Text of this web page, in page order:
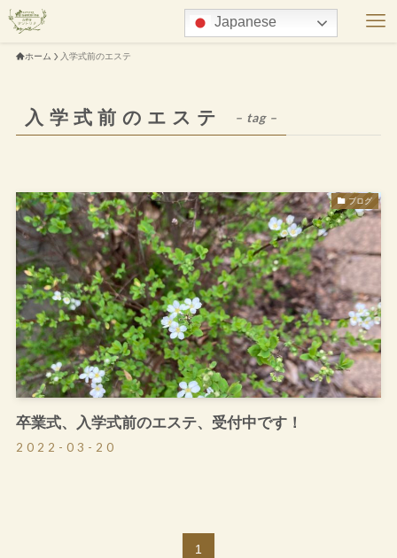
ホーム 入学式前のエステ
入学式前のエステ – tag –
ブログ
卒業式、入学式前のエステ、受付中です！
2022-03-20
1
Japanese